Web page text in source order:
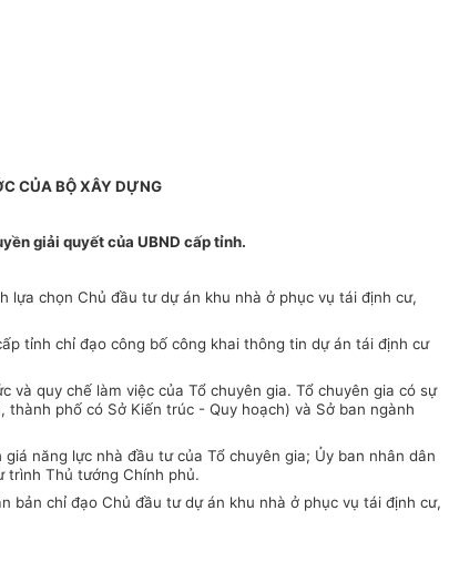
CỦA BỘ XÂY DỰNG
giải quyết của UBND cấp tỉnh.
chọn Chủ đầu tư dự án khu nhà ở phục vụ tái định cư,
tỉnh chỉ đạo công bố công khai thông tin dự án tái định cư
quy chế làm việc của Tổ chuyên gia. Tổ chuyên gia có sự
phố có Sở Kiến trúc - Quy hoạch) và Sở ban ngành
năng lực nhà đầu tư của Tổ chuyên gia; Ủy ban nhân dân
trình Thủ tướng Chính phủ.
bản chỉ đạo Chủ đầu tư dự án khu nhà ở phục vụ tái định cư,